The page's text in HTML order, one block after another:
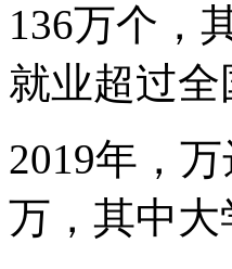
136万个，
就业超过
2019年，
万，其中大